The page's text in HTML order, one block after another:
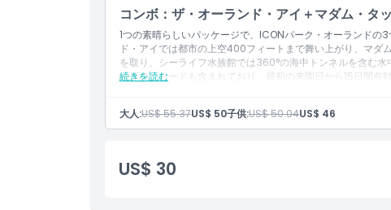
コンボ：ザ・オーランド・アイ＋マダム・タ
1つの素晴らしいパッケージで、ICONパーク・オーランドの
ド・アイでは都市の上空400フィートまで舞い上がり、マダ
を取り、シーライフ水族館では360°の海中トンネルを含む
のダウンロードも含まれており、最初の来園日から15日間有
続きを読む
大人:US$ 55.37US$ 50子供:US$ 50.04US$ 46
US$ 30